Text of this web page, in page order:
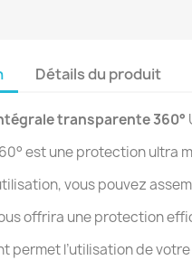
Détails du produit
transparente 360°
est une protection ultra
vous pouvez
offrira une protection
permet l’utilisation de